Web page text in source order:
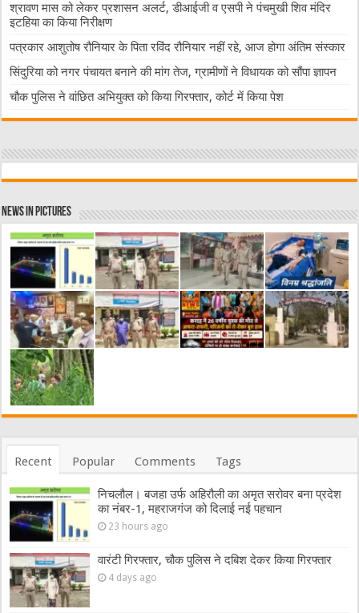
श्रावण मास को लेकर प्रशासन अलर्ट, डीआईजी व एसपी ने पंचमुखी शिव मंदिर
इटहिया का किया निरीक्षण
पत्रकार आशुतोष रौनियार के पिता रविंद रौनियार नहीं रहे, आज होगा अंतिम संस्कार
सिंदुरिया को नगर पंचायत बनाने की मांग तेज, ग्रामीणों ने विधायक को सौंपा ज्ञापन
चौक पुलिस ने वांछित अभियुक्त को किया गिरफ्तार, कोर्ट में किया पेश
News in Pictures
Recent Popular Comments Tags
निचलौल। बजहा उर्फ अहिरौली का अमृत सरोवर बना प्रदेश
का नंबर-1, महराजगंज को दिलाई नई पहचान
23 hours ago
वारंटी गिरफ्तार, चौक पुलिस ने दबिश देकर किया गिरफ्तार
4 days ago